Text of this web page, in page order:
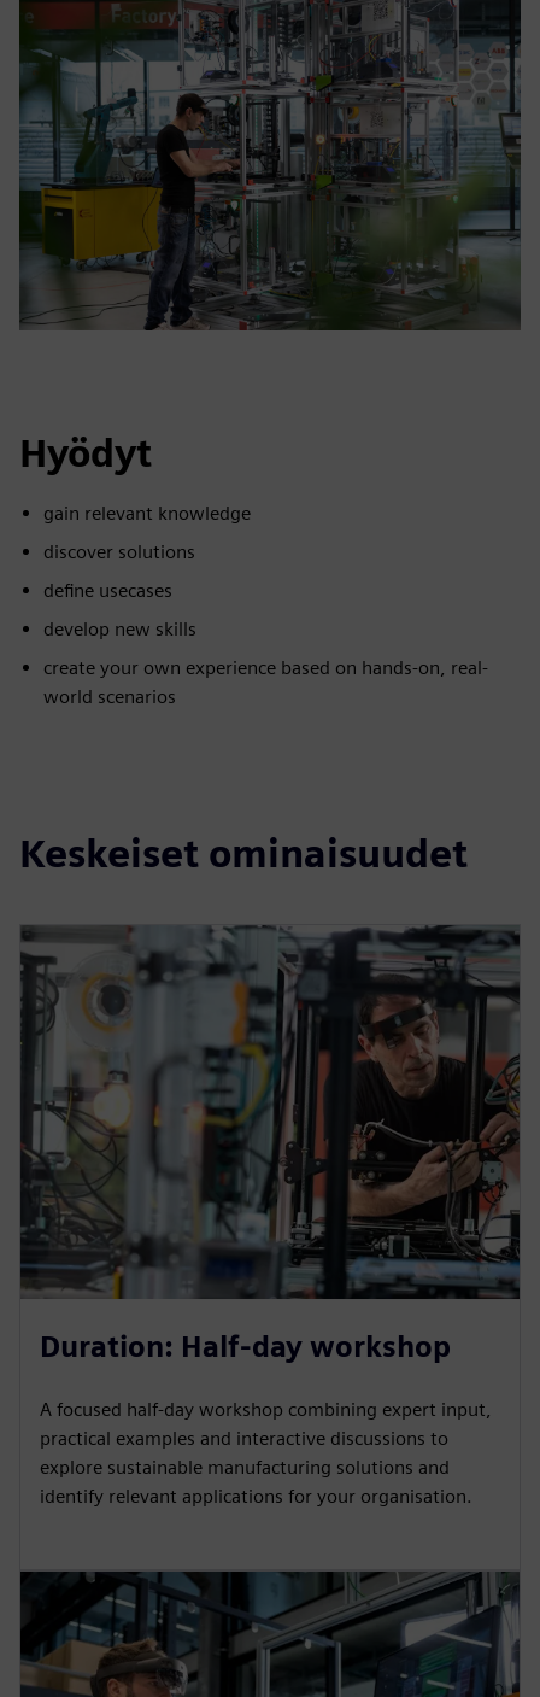
Hyödyt
gain relevant knowledge
discover solutions
define usecases
develop new skills
create your own experience based on hands-on, real-
world scenarios
Keskeiset ominaisuudet
Duration: Half-day workshop
A focused half-day workshop combining expert input,
practical examples and interactive discussions to
explore sustainable manufacturing solutions and
identify relevant applications for your organisation.